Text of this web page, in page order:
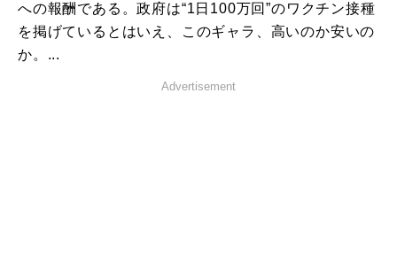
への報酬である。政府は“1日100万回”のワクチン接種
を掲げているとはいえ、このギャラ、高いのか安いの
か。...
Advertisement